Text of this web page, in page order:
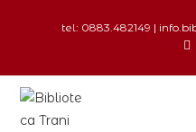
tel: 0883.482149 |